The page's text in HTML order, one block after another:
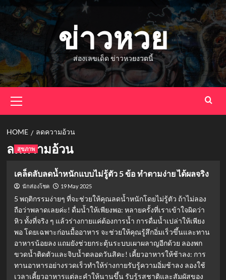
Skip
ข่าวหวย
ส่องเลขเด็ด ข่าวหวยงวดนี้
Menu
HOME ลดความอ้วน
ลดความอ้วน
สุขภาพ
เคล็ดลับลดน้ำหนักแบบไม่รู้ตัว 5 ข้อ ทำตามง่าย ได้ผลจริง
นักส่องโชค 19 May 2025
5 พฤติกรรมง่ายๆ ที่จะช่วยให้คุณลดน้ำหนักโดยไม่รู้ตัว ถ้าไม่ลอง
ถือว่าพลาดเลยค่ะ! ดื่มน้ำให้เพียงพอ: หลายครั้งที่เราเข้าใจผิดว่า
หิว ทั้งที่จริง ๆ แล้วร่างกายแค่ต้องการน้ำ การดื่มน้ำเปล่าให้เพียง
พอ โดยเฉพาะก่อนมื้ออาหาร จะช่วยให้คุณรู้สึกอิ่มเร็วขึ้นและทาน
อาหารน้อยลง แถมยังช่วยกระตุ้นระบบเผาผลาญอีกด้วย ลองพก
ขวดน้ำติดตัวและจิบน้ำตลอดวันสิคะ! เคี้ยวอาหารให้ช้าลง: การ
ทานอาหารอย่างรวดเร็วทำให้ร่างกายรับรู้ความอิ่มช้าลง ลองใช้
เวลาเคี้ยวอาหารแต่ละคำให้นานขึ้น รับรู้รสชาติและสัมผัสของ